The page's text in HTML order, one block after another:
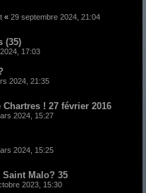
« 29 septembre 2024, 21:04
(35)
17:03
2024, 21:35
! 27 février 2016
2024, 15:27
2024, 15:25
Saint Malo? 35
2023, 15:30